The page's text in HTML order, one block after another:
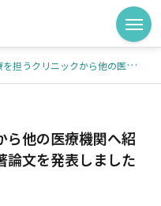
クから他の医療機関へ紹介される症例を解析した共著論文を発表しました
ら他の医療機関へ紹
論文を発表しました